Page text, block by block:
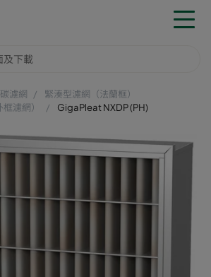
濾網
緊湊型濾網（法蘭框）
濾網）
GigaPleat NXDP (PH)